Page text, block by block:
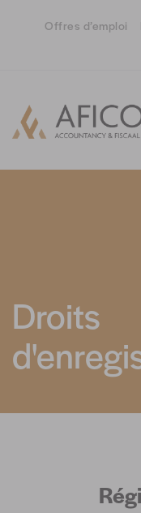
Offres d’emploi
Droits